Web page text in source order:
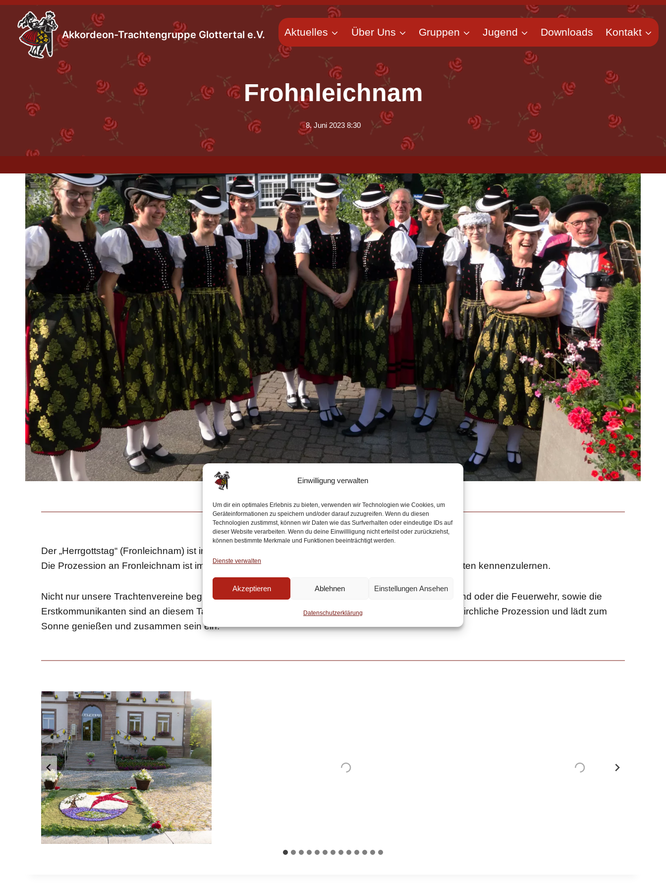
Einwilligung verwalten
Um dir ein optimales Erlebnis zu bieten, verwenden wir Technologien wie Cookies, um
Geräteinformationen zu speichern und/oder darauf zuzugreifen. Wenn du diesen
Technologien zustimmst, können wir Daten wie das Surfverhalten oder eindeutige IDs auf
dieser Website verarbeiten. Wenn du deine Einwillligung nicht erteilst oder zurückziehst,
können bestimmte Merkmale und Funktionen beeinträchtigt werden.
Dienste verwalten
Akzeptieren Ablehnen Einstellungen Ansehen
Datenschutzerklärung
Zum
Inhalt
springen
Akkordeon-Trachtengruppe Glottertal e.V. Aktuelles Über Uns Gruppen Jugend Downloads Kontakt
Frohnleichnam
8. Juni 2023 8:30
Der „Herrgottstag“ (Fronleichnam) ist in Glottertal einer der kulturellen Höhepunkte jeden Jahres.
Die Prozession an Fronleichnam ist im Jahr die beste Gelegenheit, die Vielfalt der Glottertäler Trachten kennenzulernen.
Nicht nur unsere Trachtenvereine begleiten die Prozession. Auch weitere Vereine wie die Landjugend oder die Feuerwehr, sowie die
Erstkommunikanten sind an diesem Tag anzutreffen. So wird dieser Brauchtum weit mehr als eine kirchliche Prozession und lädt zum
Sonne genießen und zusammen sein ein.